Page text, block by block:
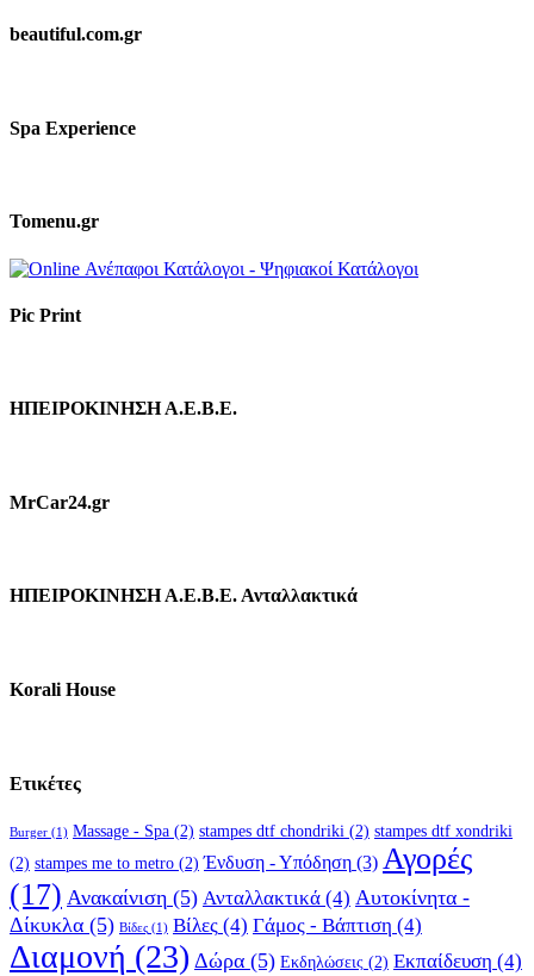
beautiful.com.gr
Spa Experience
Tomenu.gr
Pic Print
ΗΠΕΙΡΟΚΙΝΗΣΗ Α.Ε.Β.Ε.
MrCar24.gr
ΗΠΕΙΡΟΚΙΝΗΣΗ Α.Ε.Β.Ε. Ανταλλακτικά
Korali House
Ετικέτες
Burger (1) Massage - Spa (2) stampes dtf chondriki (2) stampes dtf xondriki
(2) stampes me to metro (2) Ένδυση - Υπόδηση (3) Αγορές
(17) Ανακαίνιση (5) Ανταλλακτικά (4) Αυτοκίνητα -
Δίκυκλα (5) Βίδες (1) Βίλες (4) Γάμος - Βάπτιση (4)
Διαμονή (23) Δώρα (5) Εκδηλώσεις (2) Εκπαίδευση (4)